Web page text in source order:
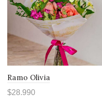
Ramo Olivia
$28.990